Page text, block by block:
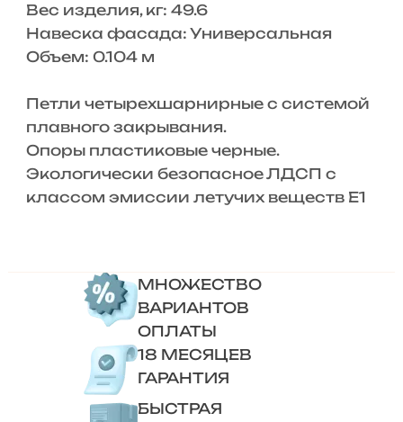
Вес изделия, кг: 49.6
Навеска фасада: Универсальная
Объем: 0.104 м
Петли четырехшарнирные с системой
плавного закрывания.
Опоры пластиковые черные.
Экологически безопасное ЛДСП с
классом эмиссии летучих веществ Е1
МНОЖЕСТВО
ВАРИАНТОВ
ОПЛАТЫ
18 МЕСЯЦЕВ
ГАРАНТИЯ
БЫСТРАЯ